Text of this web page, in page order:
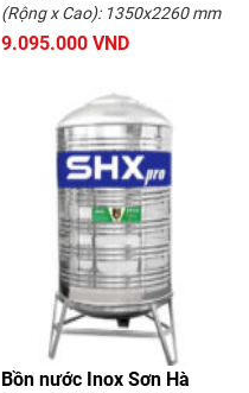
(Rộng x Cao): 1350x2260 mm
9.095.000 VND
Bồn nước Inox Sơn Hà